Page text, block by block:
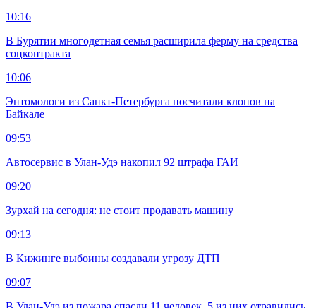
10:16
В Бурятии многодетная семья расширила ферму на средства
соцконтракта
10:06
Энтомологи из Санкт-Петербурга посчитали клопов на
Байкале
09:53
Автосервис в Улан-Удэ накопил 92 штрафа ГАИ
09:20
Зурхай на сегодня: не стоит продавать машину
09:13
В Кижинге выбоины создавали угрозу ДТП
09:07